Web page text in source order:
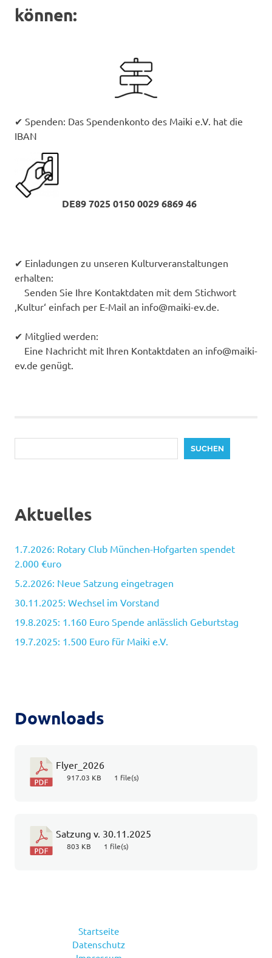
können:
✔ Spenden: Das Spendenkonto des Maiki e.V. hat die
IBAN
DE89 7025 0150 0029 6869 46
✔ Einladungen zu unseren Kulturveranstaltungen
erhalten:
Senden Sie Ihre Kontaktdaten mit dem Stichwort
‚Kultur‘ einfach per E-Mail an info@maiki-ev.de.
✔ Mitglied werden:
Eine Nachricht mit Ihren Kontaktdaten an info@maiki-
ev.de genügt.
SUCHEN
Aktuelles
1.7.2026: Rotary Club München-Hofgarten spendet
2.000 €uro
5.2.2026: Neue Satzung eingetragen
30.11.2025: Wechsel im Vorstand
19.8.2025: 1.160 Euro Spende anlässlich Geburtstag
19.7.2025: 1.500 Euro für Maiki e.V.
Downloads
Flyer_2026
917.03 KB 1 file(s)
Satzung v. 30.11.2025
803 KB 1 file(s)
Startseite
Datenschutz